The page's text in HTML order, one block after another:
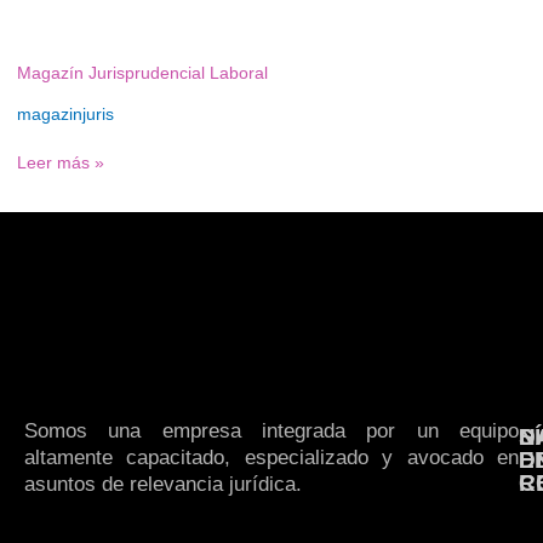
Magazín Jurisprudencial Laboral
magazinjuris
Leer más »
Somos una empresa integrada por un equipo
altamente capacitado, especializado y avocado en
asuntos de relevancia jurídica.